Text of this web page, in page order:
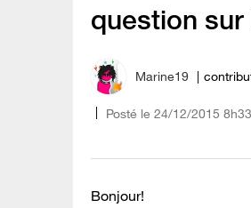
question
Marine19
Posté le ‎24/12/2015 8h33
Bonjour!